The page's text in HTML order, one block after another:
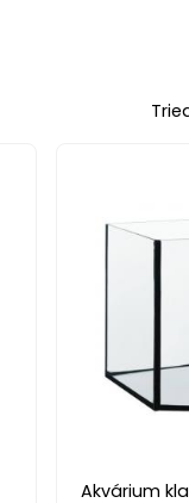
Akvárium